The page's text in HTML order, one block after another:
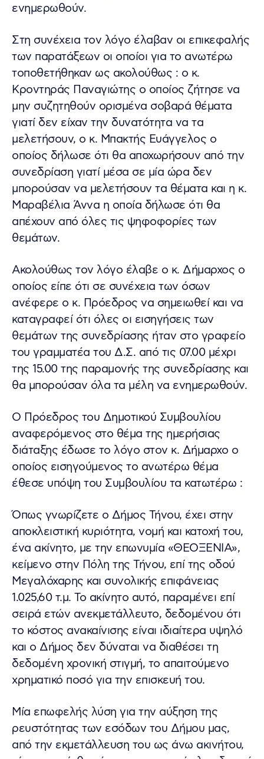
ενημερωθούν.
Στη συνέχεια τον λόγο έλαβαν οι επικεφαλής
των παρατάξεων οι οποίοι για το ανωτέρω
τοποθετήθηκαν ως ακολούθως : ο κ.
Κροντηράς Παναγιώτης ο οποίος ζήτησε να
μην συζητηθούν ορισμένα σοβαρά θέματα
γιατί δεν είχαν την δυνατότητα να τα
μελετήσουν, ο κ. Μπακτής Ευάγγελος ο
οποίος δήλωσε ότι θα αποχωρήσουν από την
συνεδρίαση γιατί μέσα σε μία ώρα δεν
μπορούσαν να μελετήσουν τα θέματα και η κ.
Μαραβέλια Άννα η οποία δήλωσε ότι θα
απέχουν από όλες τις ψηφοφορίες των
θεμάτων.
Ακολούθως τον λόγο έλαβε ο κ. Δήμαρχος ο
οποίος είπε ότι σε συνέχεια των όσων
ανέφερε ο κ. Πρόεδρος να σημειωθεί και να
καταγραφεί ότι όλες οι εισηγήσεις των
θεμάτων της συνεδρίασης ήταν στο γραφείο
του γραμματέα του Δ.Σ. από τις 07.00 μέχρι
της 15.00 της παραμονής της συνεδρίασης και
θα μπορούσαν όλα τα μέλη να ενημερωθούν.
Ο Πρόεδρος του Δημοτικού Συμβουλίου
αναφερόμενος στο θέμα της ημερήσιας
διάταξης έδωσε το λόγο στον κ. Δήμαρχο ο
οποίος εισηγούμενος το ανωτέρω θέμα
έθεσε υπόψη του Συμβουλίου τα κατωτέρω :
Όπως γνωρίζετε ο Δήμος Τήνου, έχει στην
αποκλειστική κυριότητα, νομή και κατοχή του,
ένα ακίνητο, με την επωνυμία «ΘΕΟΞΕΝΙΑ»,
κείμενο στην Πόλη της Τήνου, επί της οδού
Μεγαλόχαρης και συνολικής επιφάνειας
1.025,60 τ.μ. Το ακίνητο αυτό, παραμένει επί
σειρά ετών ανεκμετάλλευτο, δεδομένου ότι
το κόστος ανακαίνισης είναι ιδιαίτερα υψηλό
και ο Δήμος δεν δύναται να διαθέσει τη
δεδομένη χρονική στιγμή, το απαιτούμενο
χρηματικό ποσό για την επισκευή του.
Μία επωφελής λύση για την αύξηση της
ρευστότητας των εσόδων του Δήμου μας,
από την εκμετάλλευση του ως άνω ακινήτου,